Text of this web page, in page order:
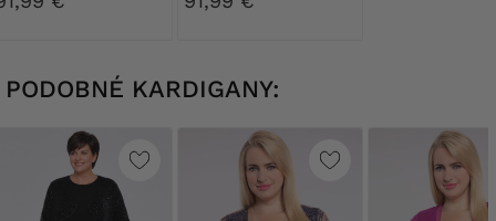
kvetmi
PODOBNÉ KARDIGANY: